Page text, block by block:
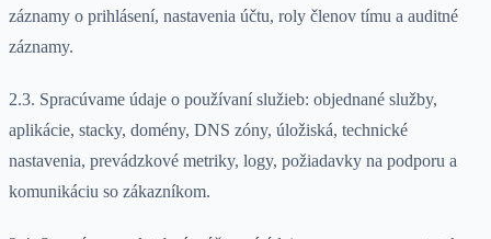
záznamy o prihlásení, nastavenia účtu, roly členov tímu a auditné
záznamy.
2.3. Spracúvame údaje o používaní služieb: objednané služby,
aplikácie, stacky, domény, DNS zóny, úložiská, technické
nastavenia, prevádzkové metriky, logy, požiadavky na podporu a
komunikáciu so zákazníkom.